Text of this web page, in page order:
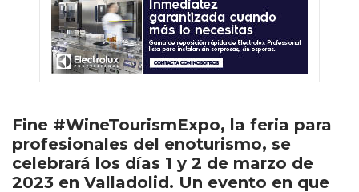
Fine #WineTourismExpo, la feria para
profesionales del enoturismo, se
celebrará los días 1 y 2 de marzo de
2023 en Valladolid. Un evento en que